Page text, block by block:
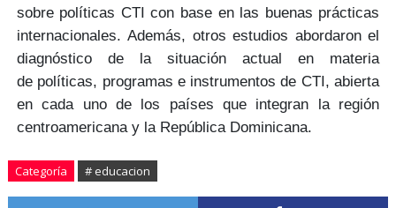
sobre políticas CTI con base en las buenas prácticas
internacionales. Además, otros estudios abordaron el
diagnóstico de la situación actual en materia
de políticas, programas e instrumentos de CTI, abierta
en cada uno de los países que integran la región
centroamericana y la República Dominicana.
Categoría # educacion